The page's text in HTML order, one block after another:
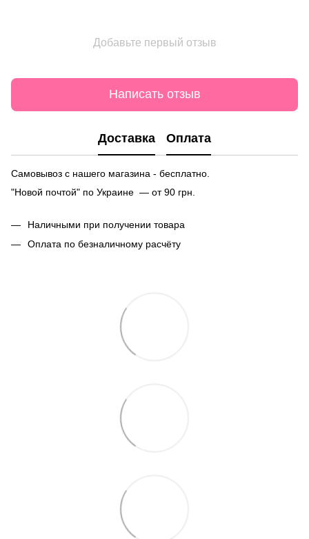
Добавьте первый отзыв
Написать отзыв
Доставка Оплата
Самовывоз с нашего магазина - бесплатно.
"Новой почтой" по Украине — от 90 грн.
Наличными при получении товара
Оплата по безналичному расчёту